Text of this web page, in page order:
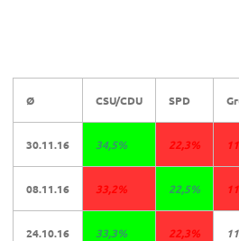
Ø CSU/CDU SPD
30.11.16 34,5% 22,3%
08.11.16 33,2% 22,5%
24.10.16 33,3% 22,3%